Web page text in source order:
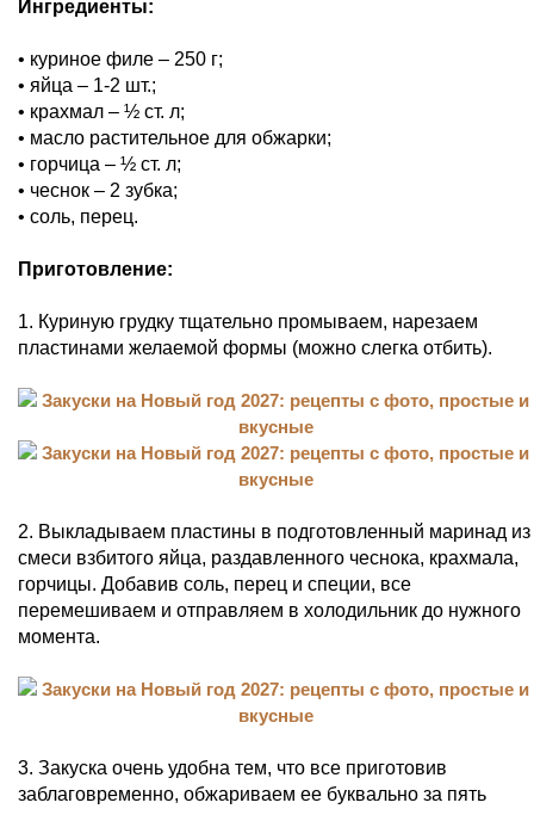
Ингредиенты:
• куриное филе – 250 г;
• яйца – 1-2 шт.;
• крахмал – ½ ст. л;
• масло растительное для обжарки;
• горчица – ½ ст. л;
• чеснок – 2 зубка;
• соль, перец.
Приготовление:
1. Куриную грудку тщательно промываем, нарезаем
пластинами желаемой формы (можно слегка отбить).
2. Выкладываем пластины в подготовленный маринад из
смеси взбитого яйца, раздавленного чеснока, крахмала,
горчицы. Добавив соль, перец и специи, все
перемешиваем и отправляем в холодильник до нужного
момента.
3. Закуска очень удобна тем, что все приготовив
заблаговременно, обжариваем ее буквально за пять